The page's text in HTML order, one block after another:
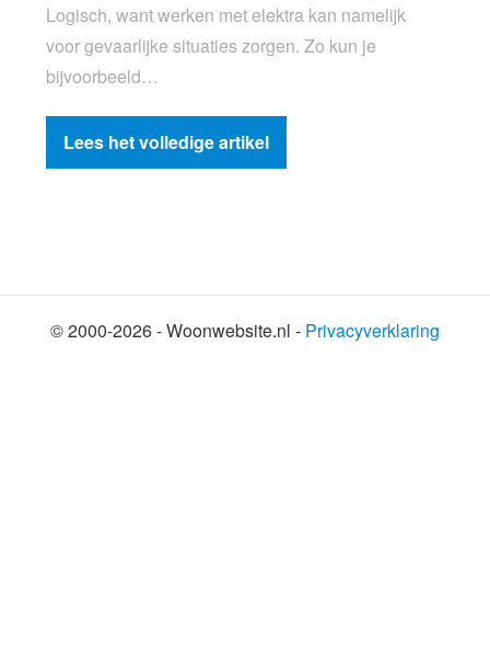
Logisch, want werken met elektra kan namelijk
voor gevaarlijke situaties zorgen. Zo kun je
bijvoorbeeld…
Lees het volledige artikel
© 2000-2026 - Woonwebsite.nl - Privacyverklaring